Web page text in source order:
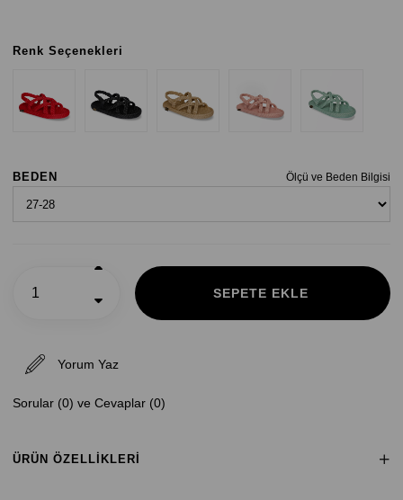
Renk Seçenekleri
Ölçü ve Beden Bilgisi
BEDEN
Yorum Yaz
Sorular (0) ve Cevaplar (0)
ÜRÜN ÖZELLIKLERI